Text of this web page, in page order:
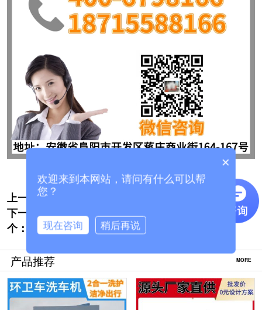
上一个:
昌吉搅拌车洗车机-厂家购买0环节更实惠[隆
茂鑫晟]
下一
个：
工程龙门式洗车机 -环保治理新标杆设备[隆
茂鑫晟]
产品推荐 MORE
×
欢迎来到本网站，请问有什么可以帮
您？
现在咨询 稍后再说